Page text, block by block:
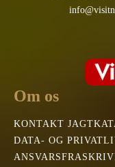
Om os
KONTAKT
DATA- OG